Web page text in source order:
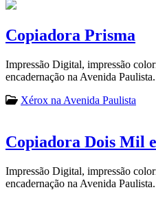
Copiadora Prisma
Impressão Digital, impressão
encadernação na Avenida Paulista.
Xérox na Avenida Paulista
Copiadora Dois Mil
Impressão Digital, impressão
encadernação na Avenida Paulista.